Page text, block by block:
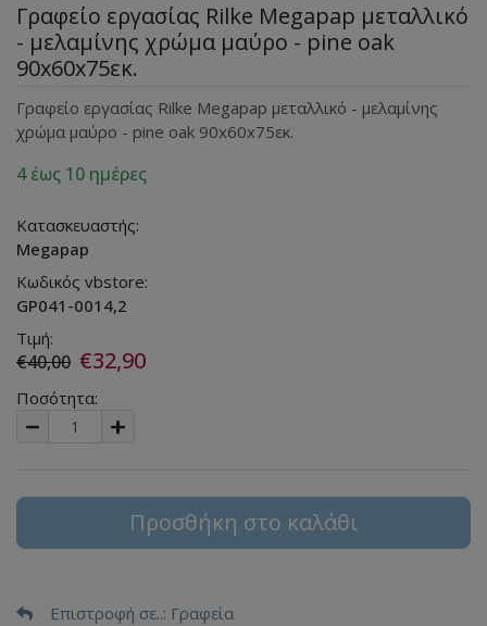
Γραφείο εργασίας Rilke Megapap μεταλλικό
- μελαμίνης χρώμα μαύρο - pine oak
90x60x75εκ.
Γραφείο εργασίας Rilke Megapap μεταλλικό - μελαμίνης
χρώμα μαύρο - pine oak 90x60x75εκ.
4 έως 10 ημέρες
Κατασκευαστής:
Megapap
Κωδικός vbstore:
GP041-0014,2
Τιμή:
€40,00 €32,90
Ποσότητα:
Προσθήκη στο καλάθι
Επιστροφή σε..: Γραφεία